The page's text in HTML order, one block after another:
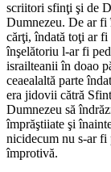
scriitori sfinţi şi de
Dumnezeu. De ar fi
cărţi, îndată toţi ar fi
înşelătoriu l-ar fi
israilteanii în doao
ceaealaltă parte
era jidovii cătră
Dumnezeu să
împrăştiiate şi
nicidecum nu s-ar fi
împrotivă.